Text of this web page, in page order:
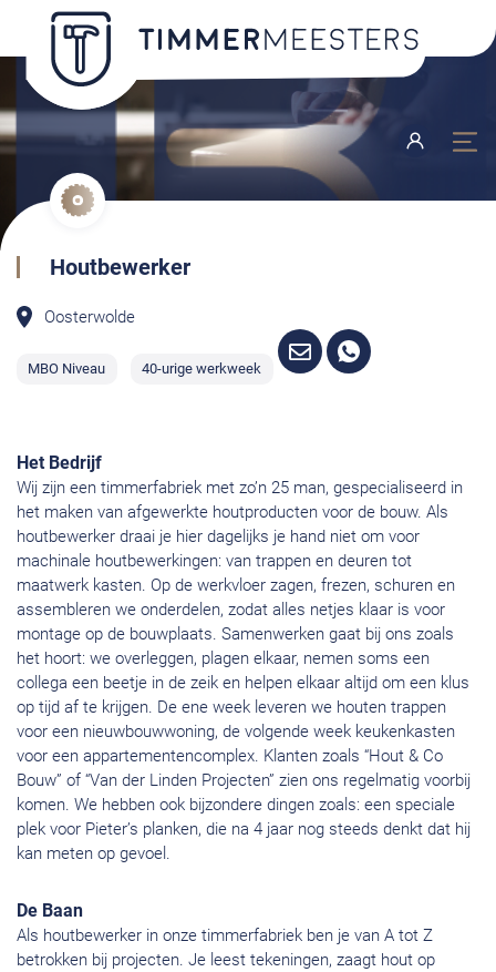
Houtbewerker
Oosterwolde
MBO Niveau 40-urige werkweek
Het Bedrijf
Wij zijn een timmerfabriek met zo’n 25 man, gespecialiseerd in
het maken van afgewerkte houtproducten voor de bouw. Als
houtbewerker draai je hier dagelijks je hand niet om voor
machinale houtbewerkingen: van trappen en deuren tot
maatwerk kasten. Op de werkvloer zagen, frezen, schuren en
assembleren we onderdelen, zodat alles netjes klaar is voor
montage op de bouwplaats. Samenwerken gaat bij ons zoals
het hoort: we overleggen, plagen elkaar, nemen soms een
collega een beetje in de zeik en helpen elkaar altijd om een klus
op tijd af te krijgen. De ene week leveren we houten trappen
voor een nieuwbouwwoning, de volgende week keukenkasten
voor een appartementencomplex. Klanten zoals “Hout & Co
Bouw” of “Van der Linden Projecten” zien ons regelmatig voorbij
komen. We hebben ook bijzondere dingen zoals: een speciale
plek voor Pieter’s planken, die na 4 jaar nog steeds denkt dat hij
kan meten op gevoel.
De Baan
Als houtbewerker in onze timmerfabriek ben je van A tot Z
betrokken bij projecten. Je leest tekeningen, zaagt hout op